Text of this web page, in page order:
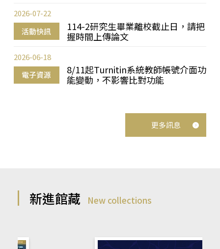
活動快訊
114-2研究生畢業離校截止日，請把
握時間上傳論文
2026-07-22
電子資源
8/11起Turnitin系統教師帳號介面功
能變動，不影響比對功能
2026-06-18
更多訊息
新進館藏 New collections